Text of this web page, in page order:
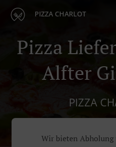
PIZZA CHARLOT
Pizza
Alfter
PIZZA
Wir bieten Abholung